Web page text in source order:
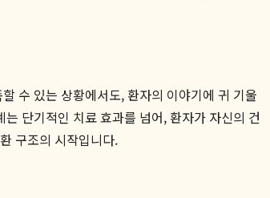
수 있는 상황에서도, 환자의 이야기에 귀 기울
단기적인 치료 효과를 넘어, 환자가 자신의 건
구조의 시작입니다.